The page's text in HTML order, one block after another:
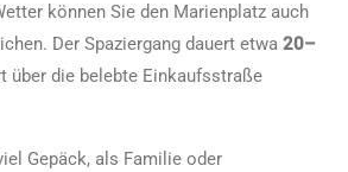
können Sie den Marienplatz auch
Der Spaziergang dauert etwa 20–
über die belebte Einkaufsstraße
Gepäck, als Familie oder